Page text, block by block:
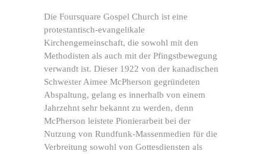
Die Foursquare Gospel Church ist eine
protestantisch-evangelikale
Kirchengemeinschaft, die sowohl mit den
Methodisten als auch mit der Pfingstbewegung
verwandt ist. Dieser 1922 von der kanadischen
Schwester Aimee McPherson gegründeten
Abspaltung, gelang es innerhalb von einem
Jahrzehnt sehr bekannt zu werden, denn
McPherson leistete Pionierarbeit bei der
Nutzung von Rundfunk-Massenmedien für die
Verbreitung sowohl von Gottesdiensten als